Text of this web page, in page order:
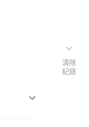
清除
紀錄